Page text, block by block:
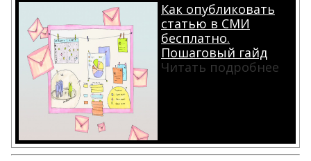
Как опубликовать
статью в СМИ
бесплатно.
Пошаговый гайд
Читать подробнее